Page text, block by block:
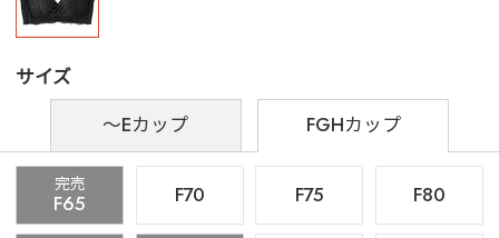
サイズ
～Eカップ
FGHカップ
完売
F65 F70 F75 F80